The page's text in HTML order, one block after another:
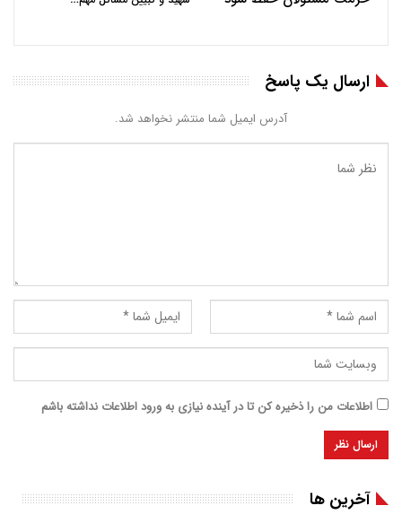
ارسال یک پاسخ
آدرس ایمیل شما منتشر نخواهد شد.
اطلاعات من را ذخیره کن تا در آینده نیازی به ورود اطلاعات نداشته باشم
آخرین ها